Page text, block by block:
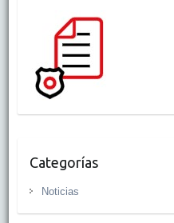
Categorías
Noticias